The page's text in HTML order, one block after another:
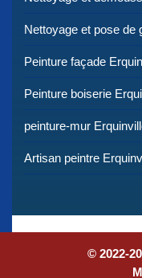
Nettoyage et pose de
Peinture façade
Peinture boiserie
peinture-mur
Artisan peintre
© 2022-